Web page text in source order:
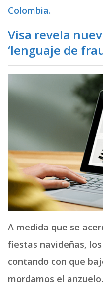
Colombia.
Visa revela
‘lenguaje de
A medida que se
fiestas navideñas,
contando con que
mordamos el anzuelo.